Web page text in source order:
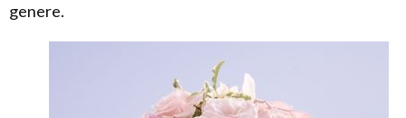
genere.